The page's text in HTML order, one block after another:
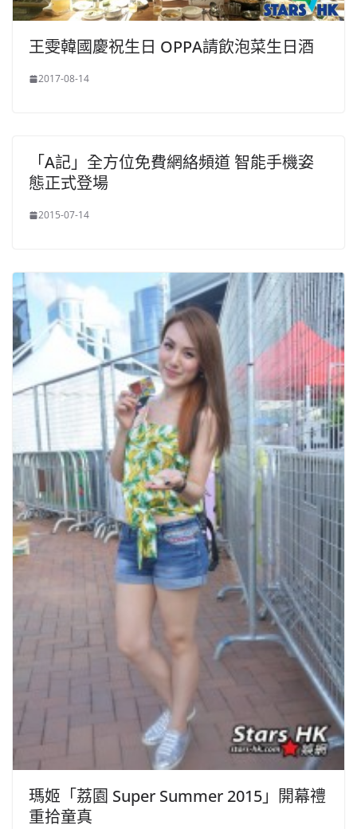
王雯韓國慶祝生日 OPPA請飲泡菜生日酒
2017-08-14
「A記」全方位免費網絡頻道 智能手機姿
態正式登場
2015-07-14
瑪姬「荔園 Super Summer 2015」開幕禮
重拾童真